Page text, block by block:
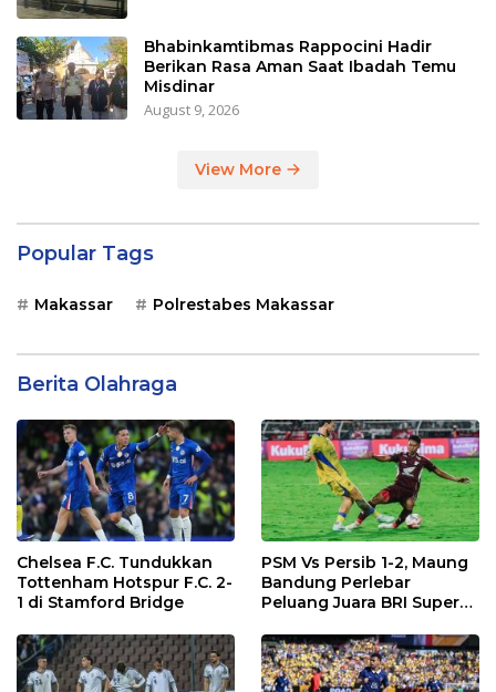
Bhabinkamtibmas Rappocini Hadir
Berikan Rasa Aman Saat Ibadah Temu
Misdinar
August 9, 2026
View More
Popular Tags
Makassar Polrestabes Makassar
Berita Olahraga
Chelsea F.C. Tundukkan
Tottenham Hotspur F.C. 2-
1 di Stamford Bridge
PSM Vs Persib 1-2, Maung
Bandung Perlebar
Peluang Juara BRI Super